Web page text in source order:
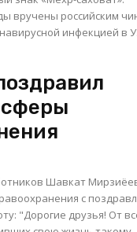
вручены российским
инфекцией в
сферы
Шавкат
с
души